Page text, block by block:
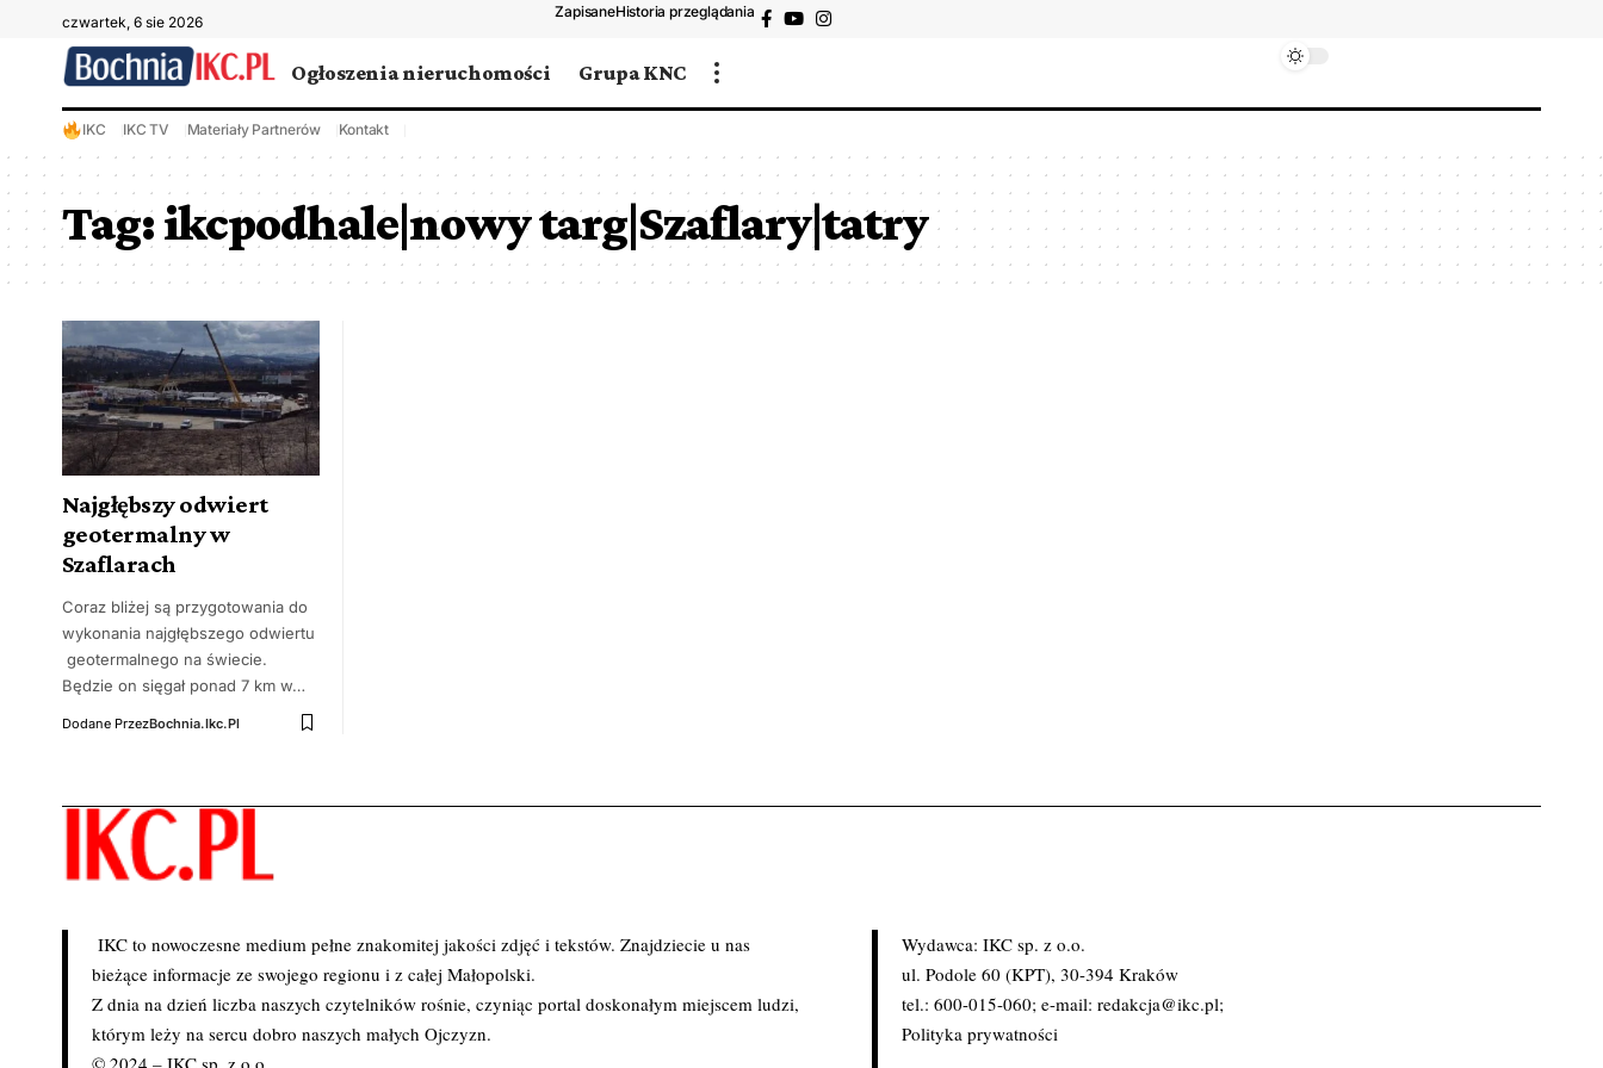
czwartek, 6 sie 2026
ZapisaneHistoria przeglądania
Ogłoszenia nieruchomości Grupa KNC
IKC IKC TV Materiały Partnerów Kontakt
Tag:ikcpodhale|nowy targ|Szaflary|tatry
Najgłębszy odwiert
geotermalny w
Szaflarach
Coraz bliżej są przygotowania do
wykonania najgłębszego odwiertu
geotermalnego na świecie.
Będzie on sięgał ponad 7 km w…
Dodane PrzezBochnia.ikc.pl
IKC to nowoczesne medium pełne znakomitej jakości zdjęć i tekstów. Znajdziecie u nas
bieżące informacje ze swojego regionu i z całej Małopolski.
Z dnia na dzień liczba naszych czytelników rośnie, czyniąc portal doskonałym miejscem ludzi,
którym leży na sercu dobro naszych małych Ojczyzn.
© 2024 – IKC sp. z o.o.
Wydawca: IKC sp. z o.o.
ul. Podole 60 (KPT), 30-394 Kraków
tel.: 600-015-060; e-mail:redakcja@ikc.pl;
Polityka prywatności